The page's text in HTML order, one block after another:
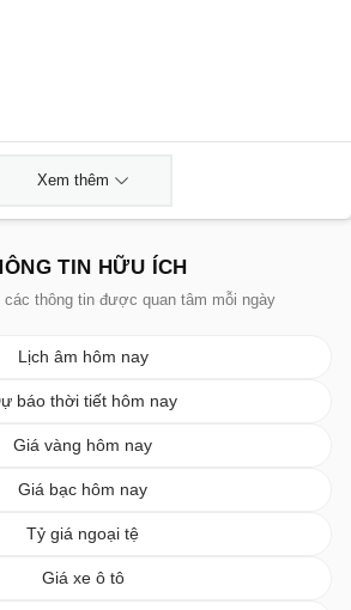
Xem thêm
TIN HỮU ÍCH
các thông tin được quan tâm mỗi ngày
Lịch âm hôm nay
báo thời tiết hôm nay
Giá vàng hôm nay
Giá bạc hôm nay
Tỷ giá ngoại tệ
Giá xe ô tô